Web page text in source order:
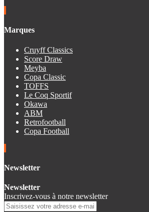
Marques
Cruyff Classics
Score Draw
Meyba
Copa Classic
TOFFS
Le Coq Sportif
Okawa
ABM
Retrofootball
Copa Football
Newsletter
Newsletter
Inscrivez-vous à notre newsletter